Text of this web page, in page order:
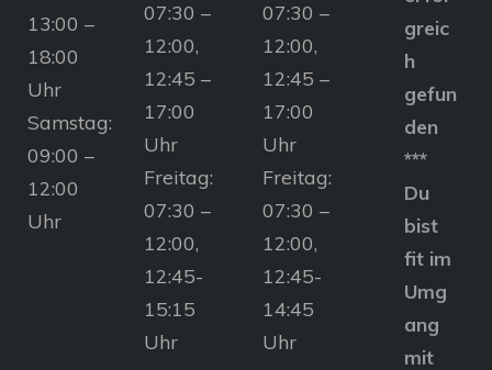
13:00 –
18:00
Uhr
Samstag:
09:00 –
12:00
Uhr
07:30 –
12:00,
12:45 –
17:00
Uhr
Freitag:
07:30 –
12:00,
12:45-
15:15
Uhr
07:30 –
12:00,
12:45 –
17:00
Uhr
Freitag:
07:30 –
12:00,
12:45-
14:45
Uhr
greic
h
gefun
den
***
Du
bist
fit im
Umg
ang
mit